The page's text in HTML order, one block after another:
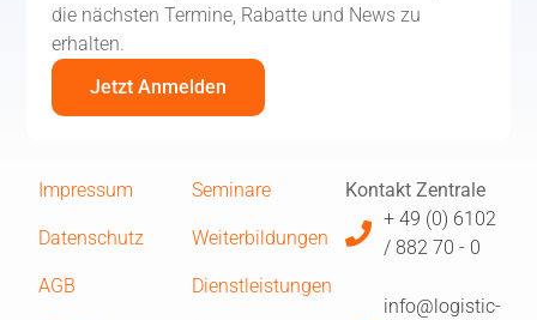
die nächsten Termine, Rabatte und News zu
erhalten.
Jetzt Anmelden
Impressum
Datenschutz
AGB
Seminare
Weiterbildungen
Dienstleistungen
Kontakt Zentrale
+ 49 (0) 6102
/ 882 70 - 0
info@logistic-